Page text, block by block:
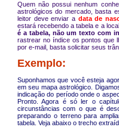
Quem não possui nenhum
astrológicos do mercado, basta
leitor deve enviar a data de
estará recebendo a tabela e a
é a tabela, não um texto com
rastrear no índice os pontos que
por e-mail, basta solicitar seus
Exemplo:
Suponhamos que você esteja
em seu mapa astrológico.
indicação do período onde o
Pronto. Agora é só ler o
circunstâncias com o que é
preparando o terreno para
tabela. Veja abaixo o trecho